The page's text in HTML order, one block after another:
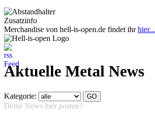
Zusatzinfo
Merchandise von hell-is-open.de findet ihrhier...
Aktuelle Metal News
Kategorie:
Deine News hier posten?